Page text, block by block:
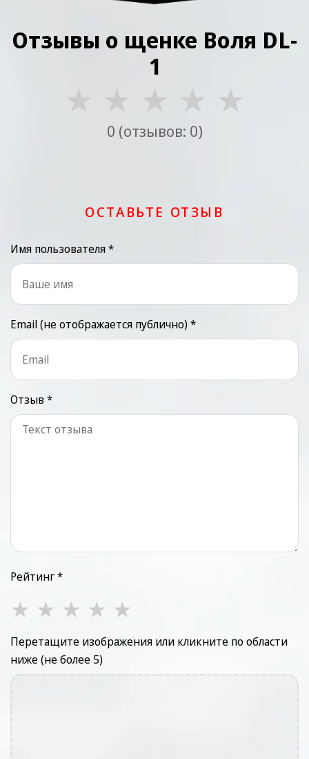
Отзывы о щенке Воля DL-
1
★ ★ ★ ★ ★
0 (отзывов: 0)
ОСТАВЬТЕ ОТЗЫВ
Имя пользователя *
Email (не отображается публично) *
Отзыв *
Рейтинг *
★
★
★
★
★
Перетащите изображения или кликните по области
ниже (не более 5)